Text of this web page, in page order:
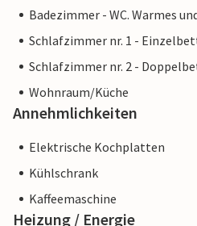
Badezimmer - WC. Warmes
Schlafzimmer nr. 1 -
Schlafzimmer nr. 2 -
Wohnraum/Küche
Annehmlichkeiten
Elektrische Kochplatten
Kühlschrank
Kaffeemaschine
Heizung / Energie